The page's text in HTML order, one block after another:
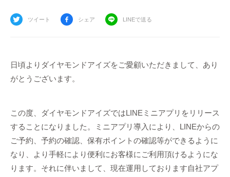
ツイート シェア LINEで送る
日頃よりダイヤモンドアイズをご愛顧いただきまして、あり
がとうございます。
この度、ダイヤモンドアイズではLINEミニアプリをリリース
することになりました。ミニアプリ導入により、LINEからの
ご予約、予約の確認、保有ポイントの確認等ができるように
なり、より手軽により便利にお客様にご利用頂けるようにな
ります。それに伴いまして、現在運用しております自社アプ